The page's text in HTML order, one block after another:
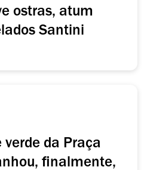
ostras, atum
Santini
verde da Praça
finalmente,